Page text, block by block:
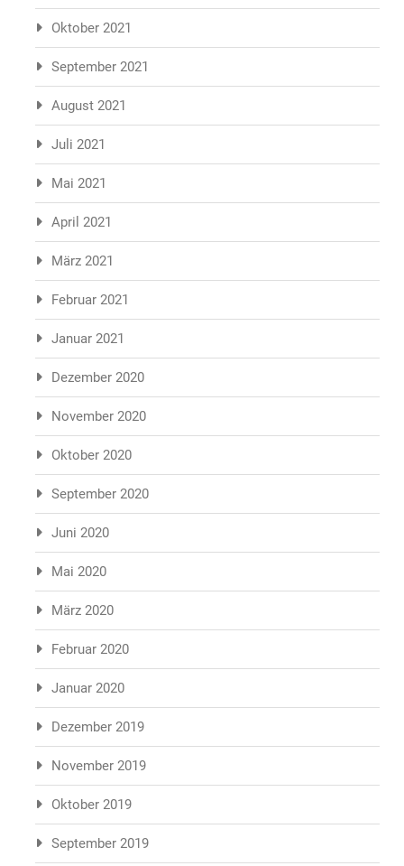
Oktober 2021
September 2021
August 2021
Juli 2021
Mai 2021
April 2021
März 2021
Februar 2021
Januar 2021
Dezember 2020
November 2020
Oktober 2020
September 2020
Juni 2020
Mai 2020
März 2020
Februar 2020
Januar 2020
Dezember 2019
November 2019
Oktober 2019
September 2019